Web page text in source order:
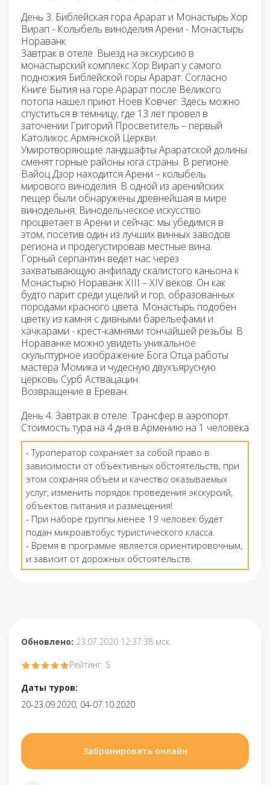
День 3. Библейская гора Арарат и Монастырь Хор
Вирап - Колыбель виноделия Арени - Монастырь
Нораванк
Завтрак в отеле. Выезд на экскурсию в
монастырский комплексХор Вирап у самого
подножия Библейской горы Арарат. Согласно
Книге Бытия на горе Арарат после Великого
потопа нашел приют Ноев Ковчег. Здесь можно
спуститься в темницу, где 13 лет провел в
заточении Григорий Просветитель – первый
Католикос Армянской Церкви.
Умиротворяющие ландшафты Араратской долины
сменят горные районы юга страны. В регионе
Вайоц Дзор находится Арени – колыбель
мирового виноделия. В одной из аренийских
пещер были обнаружены древнейшая в мире
винодельня. Винодельческое искусство
процветает в Арени и сейчас: мы убедимся в
этом, посетив один из лучших винных заводов
региона и продегустировав местные вина.
Горный серпантин ведет нас через
захватывающую анфиладу скалистого каньона к
Монастырю НораванкXIII – XIV веков. Он как
будто парит среди ущелий и гор, образованных
породами красного цвета. Монастырь подобен
цветку из камня с дивными барельефами и
хачкарами - крест-камнями тончайшей резьбы. В
Нораванке можно увидеть уникальное
скульптурное изображение Бога Отца работы
мастера Момика и чудесную двухъярусную
церковь Сурб Аствацацин.
Возвращение в Ереван.
День 4. Завтрак в отеле. Трансфер в аэропорт.
Стоимость тура на 4 дня в Армению на 1 человека
- Туроператор сохраняет за собой право в
зависимости от объективных обстоятельств, при
этом сохраняя объем и качество оказываемых
услуг, изменить порядок проведения экскурсий,
объектов питания и размещения!
- При наборе группы менее 19 человек будет
подан микроавтобус туристического класса.
- Время в программе является ориентировочным,
и зависит от дорожных обстоятельств.
Обновлено: 23.07.2020 12:37:38 мск.
Рейтинг: 5
Даты туров:
20-23.09.2020, 04-07.10.2020
Забронировать онлайн